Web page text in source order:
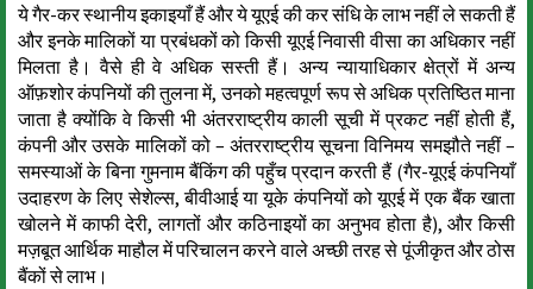
ये गैर-कर स्थानीय इकाइयाँ हैं और ये यूएई की कर संधि के लाभ नहीं ले सकती हैं
और इनके मालिकों या प्रबंधकों को किसी यूएई निवासी वीसा का अधिकार नहीं
मिलता है। वैसे ही वे अधिक सस्ती हैं। अन्य न्यायाधिकार क्षेत्रों में अन्य
ऑफ़शोर कंपनियों की तुलना में, उनको महत्वपूर्ण रूप से अधिक प्रतिष्ठित माना
जाता है क्योंकि वे किसी भी अंतरराष्ट्रीय काली सूची में प्रकट नहीं होती हैं,
कंपनी और उसके मालिकों को – अंतरराष्ट्रीय सूचना विनिमय समझौते नहीं –
समस्याओं के बिना गुमनाम बैंकिंग की पहुँच प्रदान करती हैं (गैर-यूएई कंपनियाँ
उदाहरण के लिए सेशेल्स, बीवीआई या यूके कंपनियों को यूएई में एक बैंक खाता
खोलने में काफी देरी, लागतों और कठिनाइयों का अनुभव होता है), और किसी
मज़बूत आर्थिक माहौल में परिचालन करने वाले अच्छी तरह से पूंजीकृत और ठोस
बैंकों से लाभ।